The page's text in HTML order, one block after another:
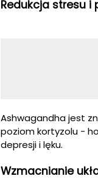
Redukcja stresu i
Ashwagandha jest
poziom kortyzolu -
depresji i lęku.
Wzmacnianie